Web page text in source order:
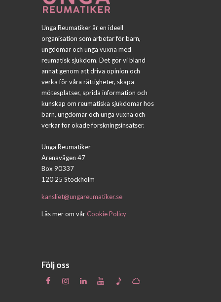
Unga Reumatiker är en ideell
organisation som arbetar för barn,
ungdomar och unga vuxna med
reumatisk sjukdom. Det gör vi bland
annat genom att driva opinion och
verka för våra rättigheter, skapa
mötesplatser, sprida information och
kunskap om reumatiska sjukdomar hos
barn, ungdomar och unga vuxna och
verkar för ökade forskningsinsatser.
Unga Reumatiker
Arenavägen 47
Box 90337
120 25 Stockholm
kansliet@ungareumatiker.se
Läs mer om vårCookie Policy
Följ oss